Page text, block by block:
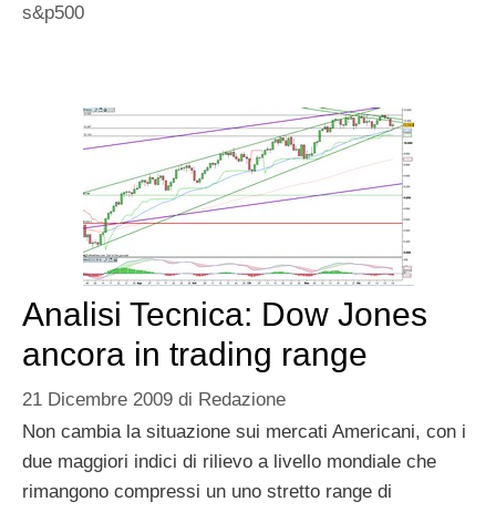
s&p500
Analisi Tecnica: Dow Jones
ancora in trading range
21 Dicembre 2009 di Redazione
Non cambia la situazione sui mercati Americani, con i
due maggiori indici di rilievo a livello mondiale che
rimangono compressi un uno stretto range di